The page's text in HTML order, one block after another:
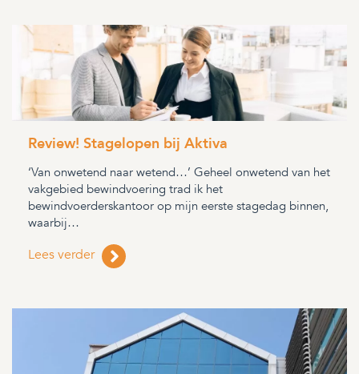
Review! Stagelopen bij Aktiva
‘Van onwetend naar wetend…’ Geheel onwetend van het
vakgebied bewindvoering trad ik het
bewindvoerderskantoor op mijn eerste stagedag binnen,
waarbij…
Lees verder